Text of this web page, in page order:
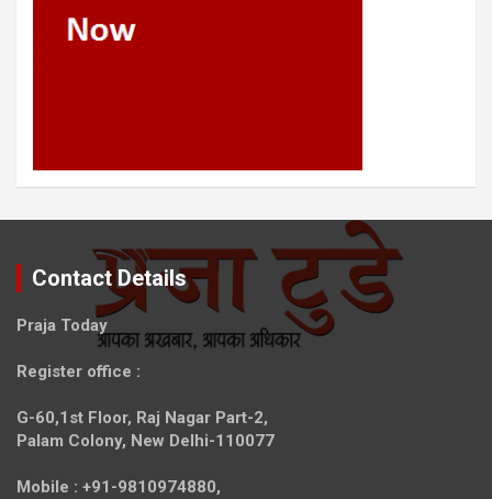
Contact Details
Praja Today
Register office :
G-60,1st Floor, Raj Nagar Part-2,
Palam Colony, New Delhi-110077
Mobile : +91-9810974880,